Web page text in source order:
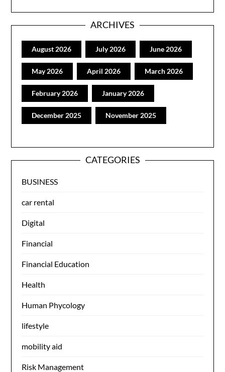
ARCHIVES
August 2026 July 2026 June 2026
May 2026 April 2026 March 2026
February 2026 January 2026
December 2025 November 2025
CATEGORIES
BUSINESS
car rental
Digital
Financial
Financial Education
Health
Human Phycology
lifestyle
mobility aid
Risk Management